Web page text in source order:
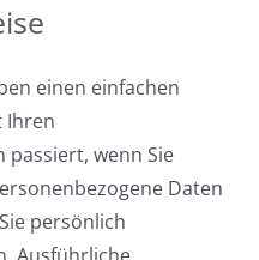
einen einfachen
Ihren
passiert, wenn Sie
Daten
persönlich